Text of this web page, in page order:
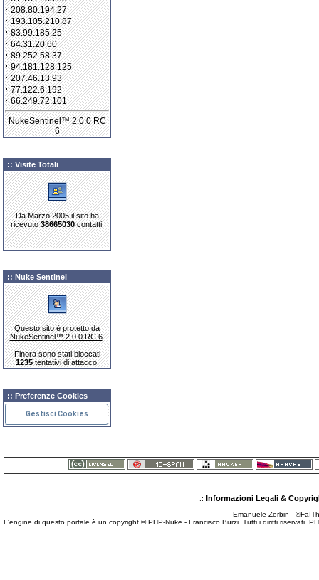
·208.80.194.27
·193.105.210.87
·83.99.185.25
·64.31.20.60
·89.252.58.37
·94.181.128.125
·207.46.13.93
·77.122.6.192
·66.249.72.101
NukeSentinel™ 2.0.0 RC
6
:: Visite Totali
Da Marzo 2005 il sito ha
ricevuto38665030contatti.
:: Nuke Sentinel
Questo sito è protetto da
NukeSentinel™ 2.0.0 RC 6.
Finora sono stati bloccati
1235tentativi di attacco.
:: Preferenze Cookies
Gestisci Cookies
.: Informazioni Legali &
Emanuele Zerbin -
L'engine di questo portale è un copyright © PHP-Nuke - Francisco Burzi. Tutti i diritti riservati.